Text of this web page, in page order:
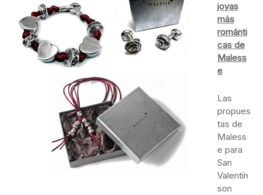
joyas
más
románti
cas de
Maless
e
Las
propues
tas de
Maless
e para
San
Valentín
son